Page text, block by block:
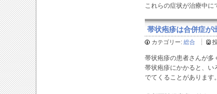
これらの症状が治療中
帯状疱疹は合併症が
カテゴリー: 総合
帯状疱疹の患者さんが多
帯状疱疹にかかると、い
でてくることがあります